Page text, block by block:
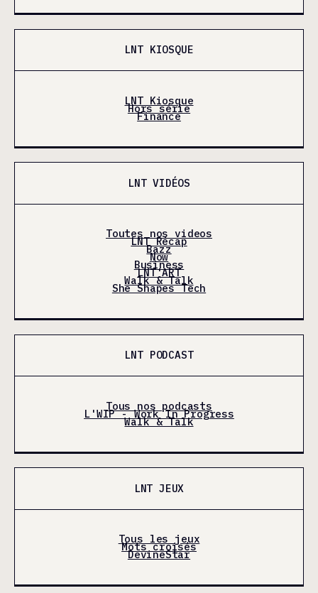
LNT KIOSQUE
LNT Kiosque
Hors série
Finance
LNT VIDÉOS
Toutes nos videos
LNT Récap
Bazz
Now
Business
LNT'ART
Walk & Talk
She Shapes Tech
LNT PODCAST
Tous nos podcasts
L'WIP - Work In Progress
Walk & Talk
LNT JEUX
Tous les jeux
Mots croisés
DevineStar